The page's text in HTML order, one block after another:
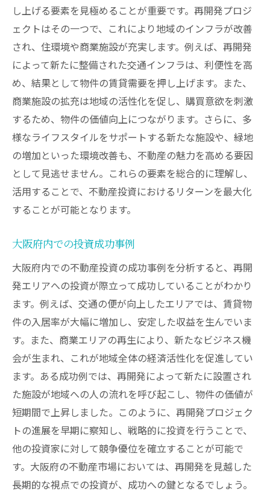
し上げる要素を見極めることが重要です。再開発プロジ
ェクトはその一つで、これにより地域のインフラが改善
され、住環境や商業施設が充実します。例えば、再開発
によって新たに整備された交通インフラは、利便性を高
め、結果として物件の賃貸需要を押し上げます。また、
商業施設の拡充は地域の活性化を促し、購買意欲を刺激
するため、物件の価値向上につながります。さらに、多
様なライフスタイルをサポートする新たな施設や、緑地
の増加といった環境改善も、不動産の魅力を高める要因
として見逃せません。これらの要素を総合的に理解し、
活用することで、不動産投資におけるリターンを最大化
することが可能となります。
大阪府内での投資成功事例
大阪府内での不動産投資の成功事例を分析すると、再開
発エリアへの投資が際立って成功していることがわかり
ます。例えば、交通の便が向上したエリアでは、賃貸物
件の入居率が大幅に増加し、安定した収益を生んでいま
す。また、商業エリアの再生により、新たなビジネス機
会が生まれ、これが地域全体の経済活性化を促進してい
ます。ある成功例では、再開発によって新たに設置され
た施設が地域への人の流れを呼び起こし、物件の価値が
短期間で上昇しました。このように、再開発プロジェク
トの進展を早期に察知し、戦略的に投資を行うことで、
他の投資家に対して競争優位を確立することが可能で
す。大阪府の不動産市場においては、再開発を見越した
長期的な視点での投資が、成功への鍵となるでしょう。